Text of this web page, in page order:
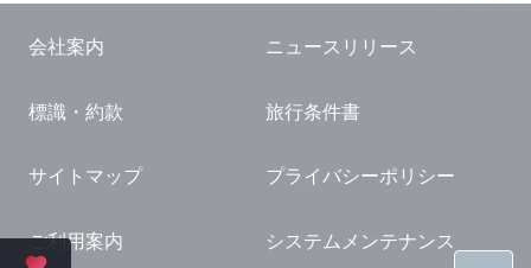
国内観光ガイド
旅行・観光情報
会社案内 ニュースリリース
標識・約款 旅行条件書
サイトマップ プライバシーポリシー
ご利用案内 システムメンテナンス